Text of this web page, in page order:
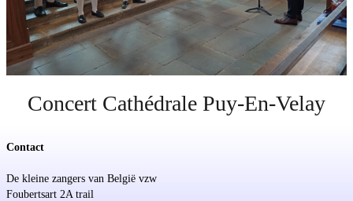
Evenementen
Concert Cathédrale Puy-En-Velay
Contact
De kleine zangers van België vzw
Foubertsart 2A trail